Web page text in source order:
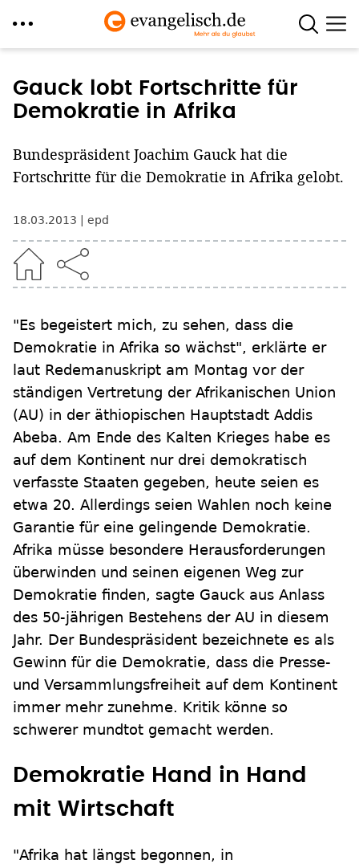
zum
Inhalt
Gauck lobt Fortschritte für
Demokratie in Afrika
Bundespräsident Joachim Gauck hat die
Fortschritte für die Demokratie in Afrika gelobt.
18.03.2013 epd
"Es begeistert mich, zu sehen, dass die
Demokratie in Afrika so wächst", erklärte er
laut Redemanuskript am Montag vor der
ständigen Vertretung der Afrikanischen Union
(AU) in der äthiopischen Hauptstadt Addis
Abeba. Am Ende des Kalten Krieges habe es
auf dem Kontinent nur drei demokratisch
verfasste Staaten gegeben, heute seien es
etwa 20. Allerdings seien Wahlen noch keine
Garantie für eine gelingende Demokratie.
Afrika müsse besondere Herausforderungen
überwinden und seinen eigenen Weg zur
Demokratie finden, sagte Gauck aus Anlass
des 50-jährigen Bestehens der AU in diesem
Jahr. Der Bundespräsident bezeichnete es als
Gewinn für die Demokratie, dass die Presse-
und Versammlungsfreiheit auf dem Kontinent
immer mehr zunehme. Kritik könne so
schwerer mundtot gemacht werden.
Demokratie Hand in Hand
mit Wirtschaft
"Afrika hat längst begonnen, in